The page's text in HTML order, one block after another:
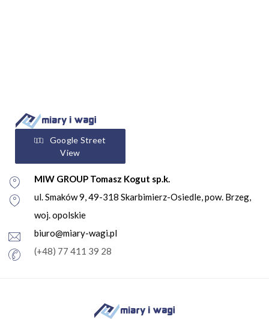
Google Street
View
MIW GROUP Tomasz Kogut sp.k.
ul. Smaków 9, 49-318 Skarbimierz-Osiedle, pow. Brzeg,
woj. opolskie
biuro@miary-wagi.pl
(+48) 77 411 39 28